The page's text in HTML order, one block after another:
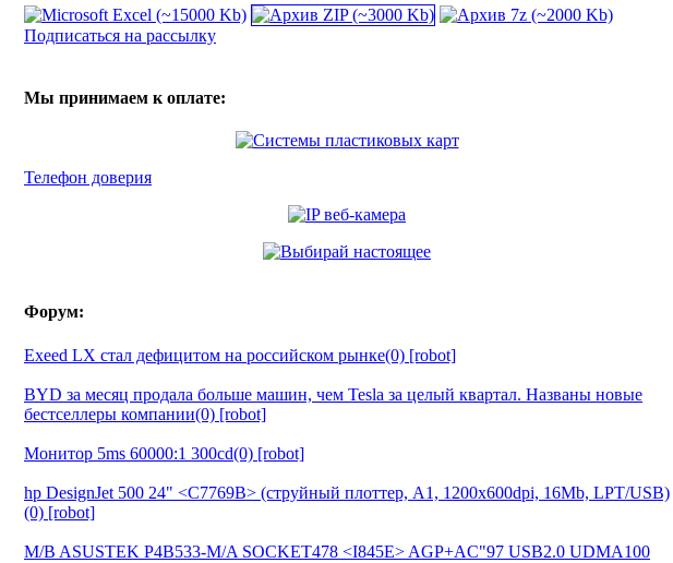
Подписаться на рассылку
Мы принимаем к оплате:
Телефон доверия
Форум:
Exeed LX стал дефицитом на российском рынке(0) [robot]
BYD за месяц продала больше машин, чем Tesla за целый квартал. Названы новые
бестселлеры компании(0) [robot]
Монитор 5ms 60000:1 300cd(0) [robot]
hp DesignJet 500 24" <C7769B> (струйный плоттер, A1, 1200х600dpi, 16Mb, LPT/USB)
(0) [robot]
M/B ASUSTEK P4B533-M/A SOCKET478 <I845E> AGP+AC"97 USB2.0 UDMA100